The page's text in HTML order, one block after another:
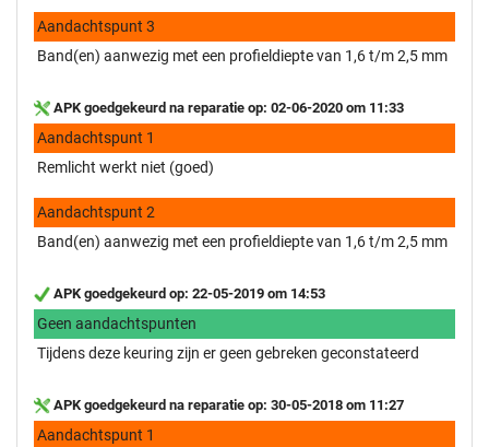
Aandachtspunt 3
Band(en) aanwezig met een profieldiepte van 1,6 t/m 2,5 mm
APK goedgekeurd na reparatie op: 02-06-2020 om 11:33
Aandachtspunt 1
Remlicht werkt niet (goed)
Aandachtspunt 2
Band(en) aanwezig met een profieldiepte van 1,6 t/m 2,5 mm
APK goedgekeurd op: 22-05-2019 om 14:53
Geen aandachtspunten
Tijdens deze keuring zijn er geen gebreken geconstateerd
APK goedgekeurd na reparatie op: 30-05-2018 om 11:27
Aandachtspunt 1